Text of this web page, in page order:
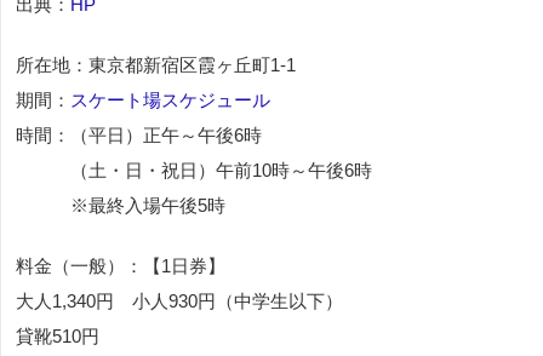
所在地：東京都新宿区霞ヶ丘町1-1
期間： スケート場スケジュール
時間：（平日）正午～午後6時
（土・日・祝日）午前10時～午後6時
※最終入場午後5時
料金（一般）：【1日券】
大人1,340円 小人930円（中学生以下）
貸靴510円